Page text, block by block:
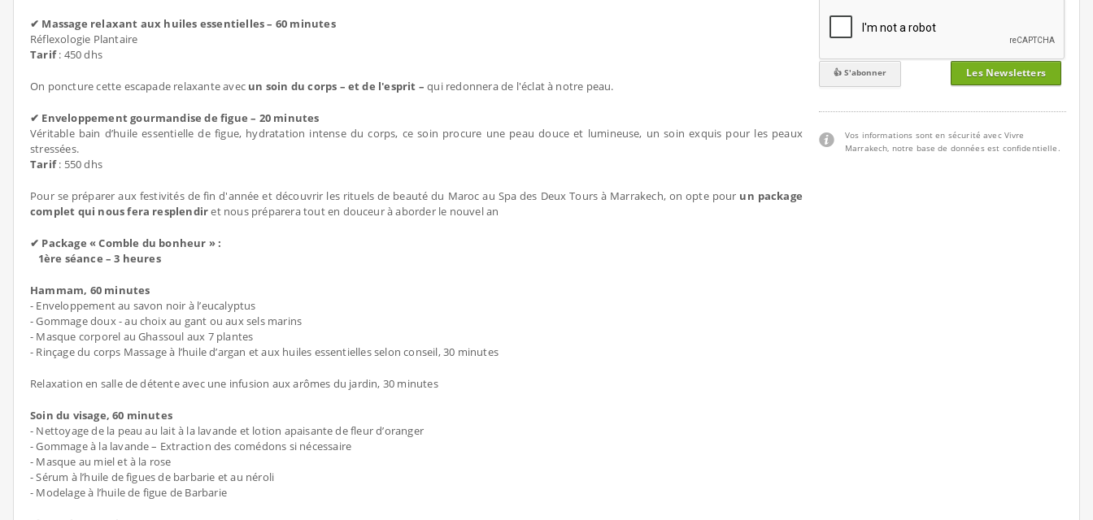
✔ Massage relaxant aux huiles essentielles – 60 minutes
Réflexologie Plantaire
Tarif: 450 dhs
On poncture cette escapade relaxante avec un soin du corps – et de l'esprit –qui redonnera de l'éclat à notre peau.
✔ Enveloppement gourmandise de figue – 20 minutes
Véritable bain d’huile essentielle de figue, hydratation intense du corps, ce soin procure une peau douce et lumineuse, un soin exquis pour les peaux
stressées.
Tarif: 550 dhs
Pour se préparer aux festivités de fin d'année et découvrir les rituels de beauté du Maroc au Spa des Deux Tours à Marrakech, on opte pour un package
complet qui nous fera resplendiret nous préparera tout en douceur à aborder le nouvel an
✔ Package « Comble du bonheur » :
1ère séance – 3 heures
Hammam, 60 minutes
- Enveloppement au savon noir à l’eucalyptus
- Gommage doux - au choix au gant ou aux sels marins
- Masque corporel au Ghassoul aux 7 plantes
- Rinçage du corps Massage à l’huile d’argan et aux huiles essentielles selon conseil, 30 minutes
Relaxation en salle de détente avec une infusion aux arômes du jardin, 30 minutes
Soin du visage, 60 minutes
- Nettoyage de la peau au lait à la lavande et lotion apaisante de fleur d’oranger
- Gommage à la lavande – Extraction des comédons si nécessaire
- Masque au miel et à la rose
- Sérum à l’huile de figues de barbarie et au néroli
- Modelage à l’huile de figue de Barbarie
Les Newsletters
Vos informations sont en sécurité avec Vivre
Marrakech, notre base de données est confidentielle.